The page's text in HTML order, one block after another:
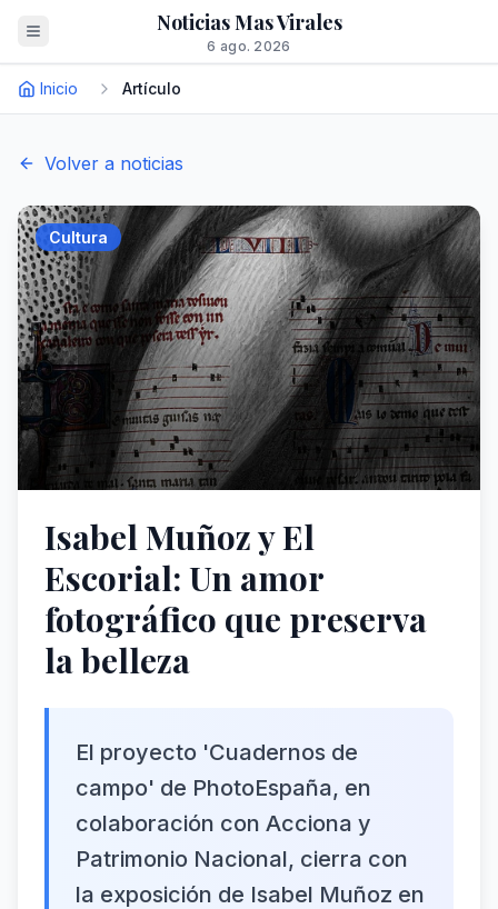
Noticias Mas Virales
6 ago. 2026
Inicio Artículo
Volver a noticias
Cultura
Isabel Muñoz y El
Escorial: Un amor
fotográfico que preserva
la belleza
El proyecto 'Cuadernos de
campo' de PhotoEspaña, en
colaboración con Acciona y
Patrimonio Nacional, cierra con
la exposición de Isabel Muñoz en